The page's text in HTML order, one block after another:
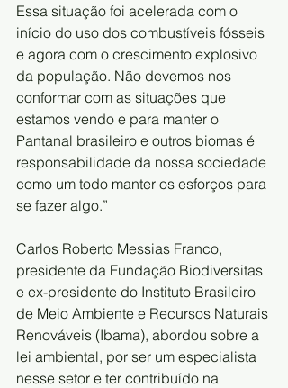
Essa situação foi acelerada com o
início do uso dos combustíveis fósseis
e agora com o crescimento explosivo
da população. Não devemos nos
conformar com as situações que
estamos vendo e para manter o
Pantanal brasileiro e outros biomas é
responsabilidade da nossa sociedade
como um todo manter os esforços para
se fazer algo.”
Carlos Roberto Messias Franco,
presidente da Fundação Biodiversitas
e ex-presidente do Instituto Brasileiro
de Meio Ambiente e Recursos Naturais
Renováveis (Ibama), abordou sobre a
lei ambiental, por ser um especialista
nesse setor e ter contribuído na